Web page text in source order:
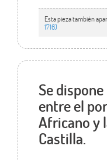
Esta pieza también
1716)
Se
entre el
Africano y
Castilla.